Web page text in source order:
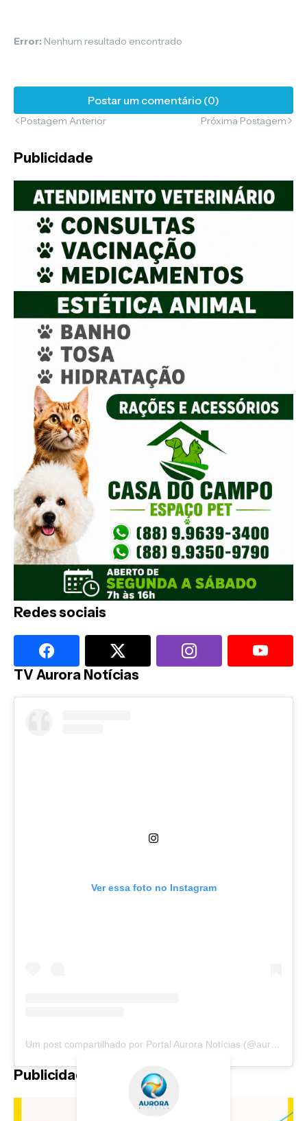
Error: Nenhum resultado encontrado
Postar um comentário (0)
Postagem Anterior Próxima Postagem
Publicidade
Redes sociais
TV Aurora Notícias
Ver essa foto no Instagram
Publicidade